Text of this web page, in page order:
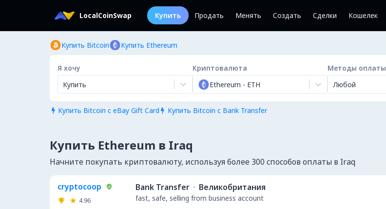
LocalCoinSwap Купить Продать Менять Создать Сделки Кошелек
Купить Bitcoin Купить Ethereum
Я хочу
Купить
Криптовалюта
Ethereum - ETH
Методы оплаты
Любой
 Купить Bitcoin с eBay Gift Card  Купить Bitcoin с Bank Transfer
Купить Ethereum в Iraq
Начните покупать криптовалюту, используя более 300 способов оплаты в Iraq
cryptocoop
4.96
Bank Transfer · Великобритания
fast, safe, selling from business account